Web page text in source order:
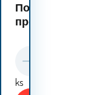
Подобни
продукти:
ks